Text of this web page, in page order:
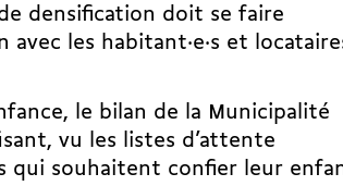
densification doit se faire
les habitant·e·s et
le bilan de la Municipalité
vu les listes d’attente
qui souhaitent confier leur